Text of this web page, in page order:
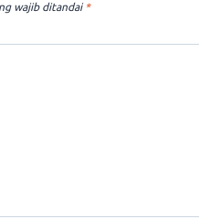
wajib ditandai *